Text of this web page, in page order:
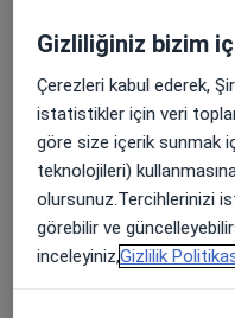
İç Hastalıkları
Dr.
İç Hastalıkları
Uzm. Dr.
Gizliliğiniz bizim
Çerezleri kabul ederek,
istatistikler için veri
göre size içerik sunmak
teknolojileri)
olursunuz.Tercihlerinizi
görebilir ve
inceleyiniz,Gizlilik